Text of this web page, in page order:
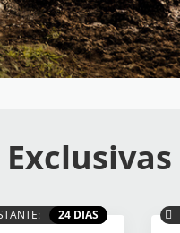
24 DIAS